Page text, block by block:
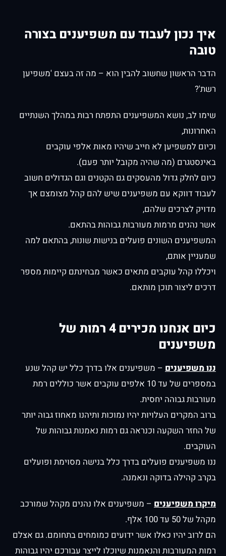
איך נכון לעבוד עם משפיענים בצורה
טובה
הדבר הראשון שחשוב להבין הוא – מה זה בעצם 'משפיען
רשת'?
שימו לב, נושא המשפיענים התפתח רבות במהלך השנתיים
האחרונות,
וכיום למשפיען לא חייב שיהיו מאות אלפי עוקבים
באינסטגרם (מה שהיה מקובל יותר פעם).
כיום לחלק גדול מהעסקים גם הקטנים וגם הגדולים חשוב
לעבוד דווקא עם משפיענים שיש להם קהל מצומצם אך
מדויק לצרכים שלהם,
אשר נהנים מרמות מעורבות גבוהות בהתאם.
המשפיענים השונים פועלים בנישות שונות, בהתאם למה
שמעניין אותם,
ויכללו קהל עוקבים מתאים כאשר מבחינתם קיימות מספר
דרכים ליצור תוכן מותאם.
כיום אנחנו מכירים 4 רמות של
משפיענים
ננו משפיענים – משפיענים אלו בדרך כלל יש קהל שנע
במספרים של עד 10 אלפים עוקבים אשר כוללים רמת
מעורבות גבוהה יחסית.
ברוב המקרים העלויות יהיו נמוכות ותיהנו מאחוז גבוה יותר
של החזר השקעה וכנראה גם רמות נאמנות גבוהות של
העוקבים.
ננו משפיענים פועלים בדרך כלל בנישה מסוימת ופועלים
בקרב קהילה בדוקה ונאמנה.
מיקרו משפיענים – משפיענים אלו נהנים מקהל שמורכב
מקהל של 50 עד 100 אלף.
הם לרוב יהיו כאלו אשר ידועים כמומחים בתחומם. גם אצלם
רמות המעורבות והנאמנות שיוכלו לייצר עבורכם יהיו גבוהות